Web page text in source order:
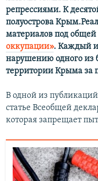
репрессиями. К
полуострова
материалов под
оккупации». Каждый
нарушению одного из
территории Крыма за
В одной из
статье Всеобщей
которая запрещает